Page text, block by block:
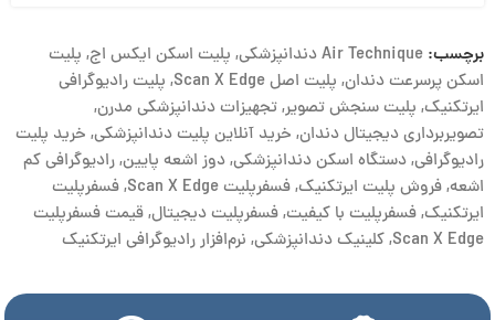
برچسب: Air Technique دندانپزشکی , پلیت اسکن ایکس اج, پلیت
اسکن پرسرعت دندان, پلیت اصل Scan X Edge , پلیت رادیوگرافی
ایرتکنیک, پلیت سنجش تصویر,تجهیزات دندانپزشکی مدرن,
تصویربرداری دیجیتال دندان, خرید آنلاین پلیت دندانپزشکی, خرید پلیت
رادیوگرافی,دستگاه اسکن دندانپزشکی,دوز اشعه پایین,رادیوگرافی کم
اشعه,فروش پلیت ایرتکنیک,فسفرپلیت Scan X Edge ,فسفرپلیت
ایرتکنیک,فسفرپلیت با کیفیت,فسفرپلیت دیجیتال,قیمت فسفرپلیت
Scan X Edge
,کلینیک دندانپزشکی, نرم‌افزار رادیوگرافی ایرتکنیک